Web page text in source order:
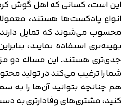
این است، کسانی که اهل گوش
انواع پادکست‌ها هستند،
محسوب می‌شوند که تمایل
بهینه‌تری استفاده نمایند،
جدی‌تری هستند. این مساله دو
شما را ترغیب می‌کند در تولید
هم چنانچه بتوانید آن‌ها را
کنید، مشتری‌های وفادارتری به